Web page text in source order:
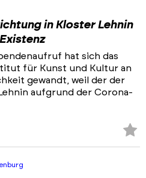
in Kloster Lehnin
hat sich das
für Kunst und Kultur an
gewandt, weil der der
aufgrund der Corona-